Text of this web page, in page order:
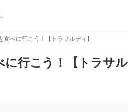
食べに行こう！【トラサルディ】
に行こう！【トラサル